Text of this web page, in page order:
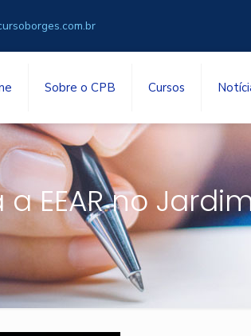
Sobre o CPB Cursos
EEAR no